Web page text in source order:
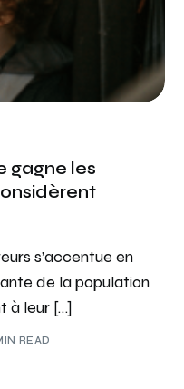
gagne les
s’accentue en
de la population
à leur […]
READ